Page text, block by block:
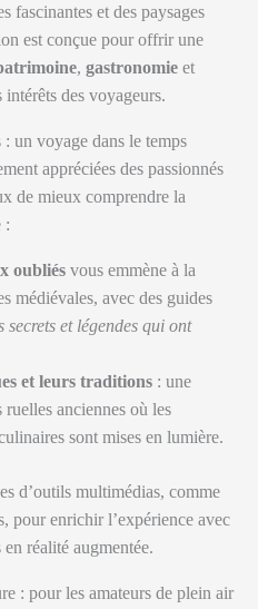
fascinantes et des paysages
est conçue pour offrir une
, gastronomie et
intérêts des voyageurs.
un voyage dans le temps
appréciées des passionnés
de mieux comprendre la
:
oubliés vous emmène à la
médiévales, avec des guides
secrets et légendes qui ont
et leurs traditions : une
anciennes où les
sont mises en lumière.
d’outils multimédias, comme
pour enrichir l’expérience avec
réalité augmentée.
: pour les amateurs de plein air